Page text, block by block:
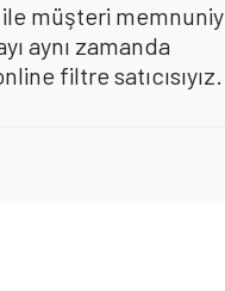
müşteri
aynı zamanda
filtre satıcısıyız.